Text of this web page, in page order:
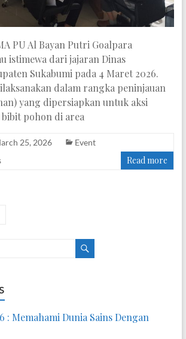
PU Al Bayan Putri Goalpara
istimewa dari jajaran Dinas
Sukabumi pada 4 Maret 2026.
dalam rangka peninjauan
yang dipersiapkan untuk aksi
bibit pohon di area
25, 2026
Event
Read more
: Memahami Dunia Sains Dengan